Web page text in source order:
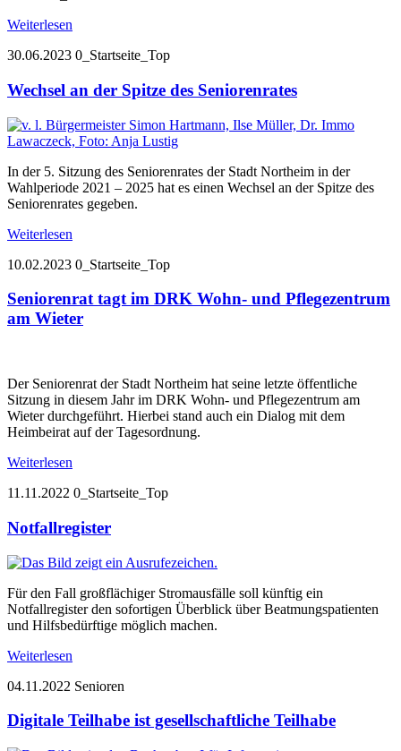
Weiterlesen
30.06.2023 0_Startseite_Top
Wechsel an der Spitze des Seniorenrates
In der 5. Sitzung des Seniorenrates der Stadt Northeim in der
Wahlperiode 2021 – 2025 hat es einen Wechsel an der Spitze des
Seniorenrates gegeben.
Weiterlesen
10.02.2023 0_Startseite_Top
Seniorenrat tagt im DRK Wohn- und Pflegezentrum
am Wieter
Der Seniorenrat der Stadt Northeim hat seine letzte öffentliche
Sitzung in diesem Jahr im DRK Wohn- und Pflegezentrum am
Wieter durchgeführt. Hierbei stand auch ein Dialog mit dem
Heimbeirat auf der Tagesordnung.
Weiterlesen
11.11.2022 0_Startseite_Top
Notfallregister
Für den Fall großflächiger Stromausfälle soll künftig ein
Notfallregister den sofortigen Überblick über Beatmungspatienten
und Hilfsbedürftige möglich machen.
Weiterlesen
04.11.2022 Senioren
Digitale Teilhabe ist gesellschaftliche Teilhabe